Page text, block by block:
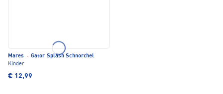
Mares · Gator Splash Schnorchel
Kinder
€ 12,99